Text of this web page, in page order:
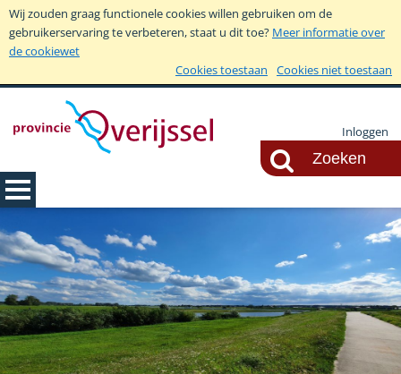
Wij zouden graag functionele cookies willen gebruiken om de
gebruikerservaring te verbeteren, staat u dit toe? Meer informatie over
de cookiewet
Cookies toestaan
Cookies niet toestaan
Inloggen